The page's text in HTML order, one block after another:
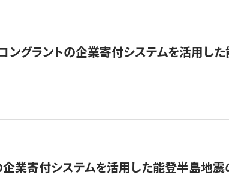
ングラントの企業寄付システムを活用し
企業寄付システムを活用した能登半島地